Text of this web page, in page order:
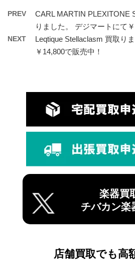
PREV
CARL MARTIN PLEXITONE
りました。 デジマートにて
NEXT
Leqtique Stellaclasm 買取り
￥14,800で販売中！
楽器買
チバカン楽
店舗買取でも高